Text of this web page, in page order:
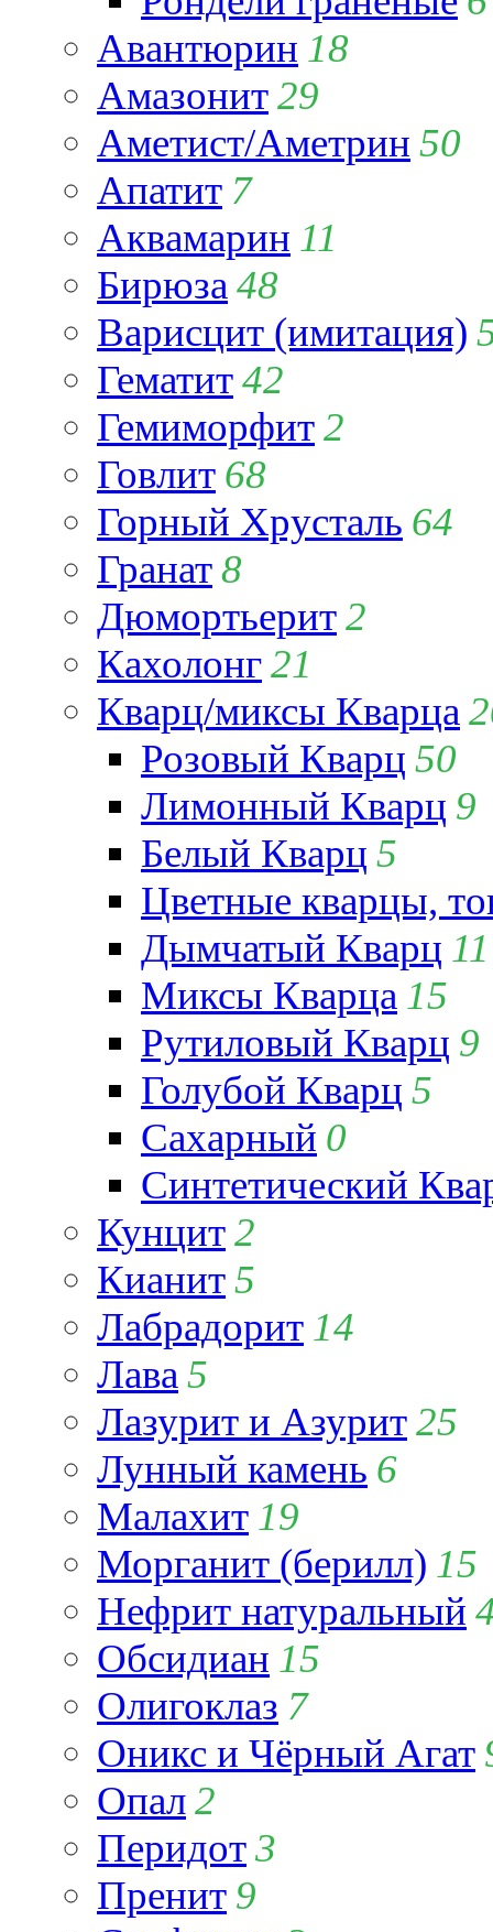
Авантюрин 18
Амазонит29
Аметист/Аметрин 50
Апатит 7
Аквамарин 11
Бирюза 48
Варисцит (имитация)
Гематит42
Гемиморфит2
Говлит 68
Горный Хрусталь 64
Гранат8
Дюмортьерит2
Кахолонг21
Кварц/миксы Кварца
Розовый Кварц 50
Лимонный Кварц 9
Белый Кварц 5
Цветные кварцы,
Дымчатый Кварц 11
Миксы Кварца 15
Рутиловый Кварц 9
Голубой Кварц 5
Сахарный 0
Синтетический
Кунцит2
Кианит5
Лабрадорит 14
Лава 5
Лазурит и Азурит25
Лунный камень 6
Малахит 19
Морганит (берилл) 15
Нефрит натуральный
Обсидиан 15
Олигоклаз 7
Оникс и Чёрный Агат
Опал2
Перидот3
Пренит 9